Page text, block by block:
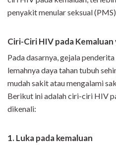
penyakit menular seksual (PMS).
Ciri-Ciri HIV pada
Pada dasarnya, gejala
lemahnya daya tahan tubuh
mudah sakit atau mengalami
Berikut ini adalah ciri-ciri HIV
dikenali:
1. Luka pada kemaluan